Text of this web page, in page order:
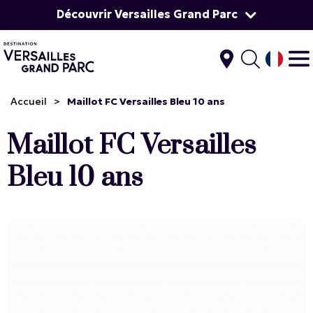
Découvrir Versailles Grand Parc
Accueil > Maillot FC Versailles Bleu 10 ans
Maillot FC Versailles
Bleu 10 ans